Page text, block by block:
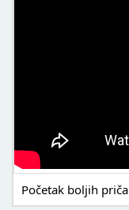
Početak boljih priča